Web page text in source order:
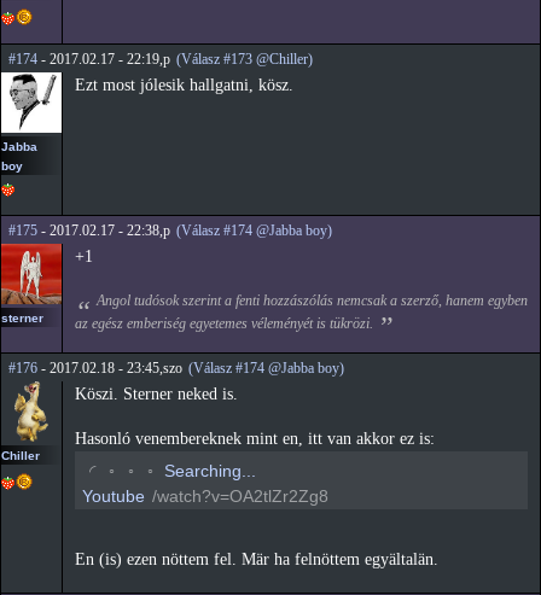
#174 - 2017.02.17 - 22:19,p (Válasz #173 @Chiller)
Jabba
boy
Ezt most jólesik hallgatni, kösz.
#175 - 2017.02.17 - 22:38,p (Válasz #174 @Jabba boy)
sterner
+1
Angol tudósok szerint a fenti hozzászólás nemcsak a szerző, hanem egyben
az egész emberiség egyetemes véleményét is tükrözi.
#176 - 2017.02.18 - 23:45,szo (Válasz #174 @Jabba boy)
Chiller
Köszi. Sterner neked is.
Hasonló venembereknek mint en, itt van akkor ez is:
◡ ◦ ◦ ◦
Searching...
Youtube /watch?v=OA2tlZr2Zg8
En (is) ezen nöttem fel. Mär ha felnöttem egyältalän.